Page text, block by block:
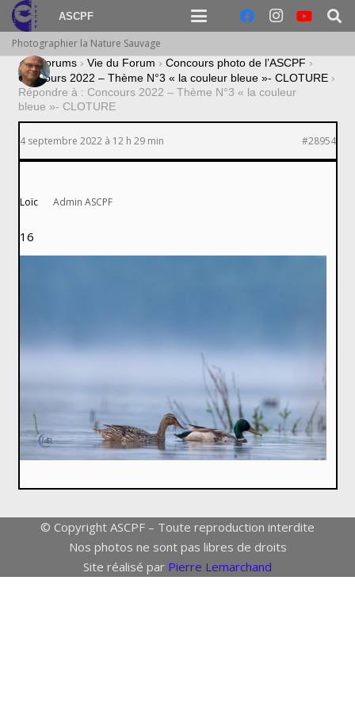
ASCPF
Photographier la Nature Sauvage
› Forums › Vie du Forum › Concours photo de l’ASCPF ›
Concours 2022 – Thème N°3 « la couleur bleue »- CLOTURE ›
Répondre à : Concours 2022 – Thème N°3 « la couleur
bleue »- CLOTURE
4 septembre 2022 à 12 h 29 min #28954
Loïc Admin ASCPF
16
© Copyright ASCPF – Toute reproduction interdite
Nos photos ne sont pas libres de droits
Site réalisé par Pierre Lemarchand